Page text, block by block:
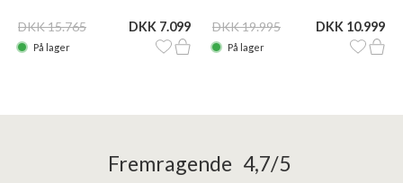
DKK 15.765 DKK 7.099
På lager
DKK 19.995 DKK 10.999
På lager
Fremragende 4,7/5